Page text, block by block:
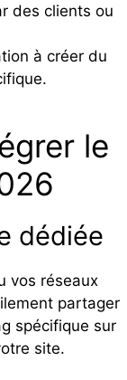
des clients ou
à créer du
le
dédiée
vos réseaux
partager
spécifique sur
site.